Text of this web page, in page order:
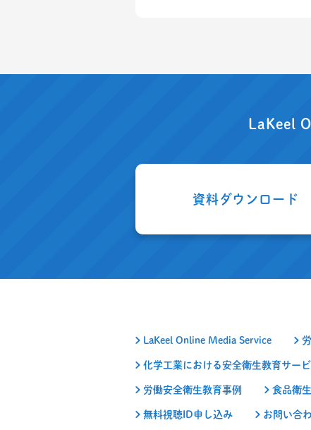
LaKeel
資料ダウンロード
LaKeel Online Media Service
化学工業における安全衛生教育サー
労働安全衛生教育事例 食品衛
無料視聴ID申し込み お問い合